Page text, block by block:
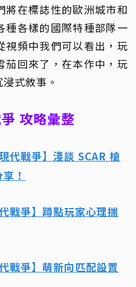
將在標誌性的歐洲城市和
種各樣的國際特種部隊一
視頻中我們可以看出，玩
茄回來了，在本作中，玩
式敘事。
攻略彙整
代戰爭】淺談 SCAR 槍
！
戰爭】蹲點玩家心理揣
戰爭】萌新向匹配設置